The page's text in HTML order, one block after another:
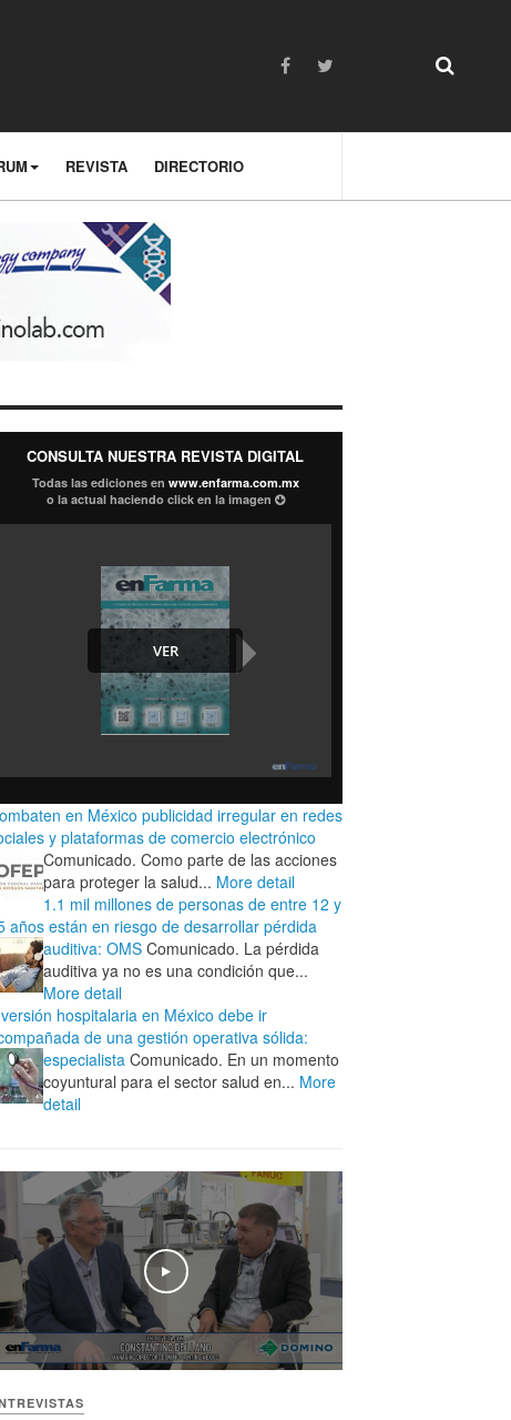
REVISTA DIRECTORIO
CONSULTA NUESTRA REVISTA DIGITAL
Todas las ediciones en www.enfarma.com.mx
o la actual haciendo click en la imagen
en México publicidad irregular en redes
y plataformas de comercio electrónico
Comunicado. Como parte de las acciones
para proteger la salud... More detail
1.1 mil millones de personas de entre 12 y
años están en riesgo de desarrollar pérdida
auditiva: OMS Comunicado. La pérdida
auditiva ya no es una condición que...
More detail
hospitalaria en México debe ir
de una gestión operativa sólida:
especialista Comunicado. En un momento
coyuntural para el sector salud en... More
detail
Play